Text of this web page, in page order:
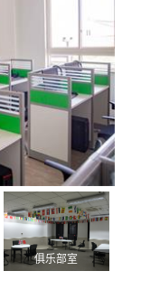
俱乐部室